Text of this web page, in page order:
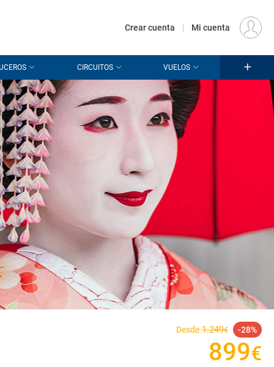
Crear cuenta | Mi cuenta
CIRCUITOS VUELOS
Desde 1.249€ 28
899€